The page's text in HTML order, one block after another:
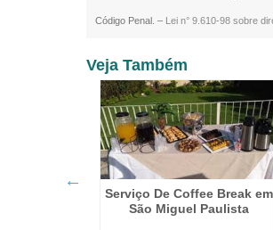
Código Penal. – Lei n° 9.610-98 sobre
Veja Também
Serviço De Coffee Break em
São Miguel Paulista